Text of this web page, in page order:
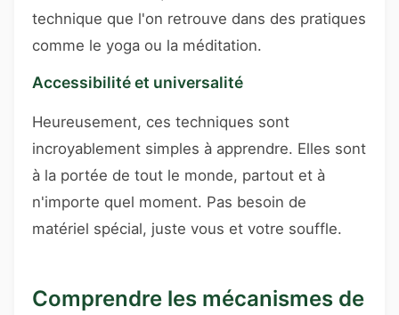
technique que l'on retrouve dans des pratiques
comme le yoga ou la méditation.
Accessibilité et universalité
Heureusement, ces techniques sont
incroyablement simples à apprendre. Elles sont
à la portée de tout le monde, partout et à
n'importe quel moment. Pas besoin de
matériel spécial, juste vous et votre souffle.
Comprendre les mécanismes de